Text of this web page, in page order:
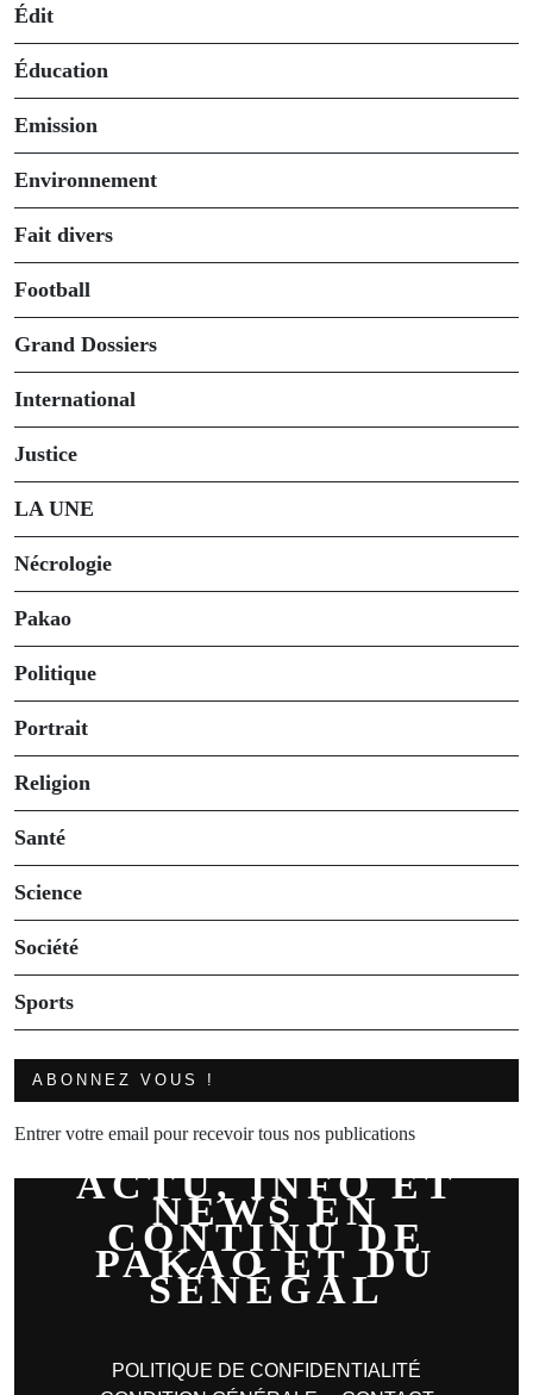
Édit
Éducation
Emission
Environnement
Fait divers
Football
Grand Dossiers
International
Justice
LA UNE
Nécrologie
Pakao
Politique
Portrait
Religion
Santé
Science
Société
Sports
ABONNEZ VOUS !
Entrer votre email pour recevoir tous nos publications
ACTU, INFO ET
NEWS EN
CONTINU DE
PAKAO ET DU
SÉNÉGAL
POLITIQUE DE CONFIDENTIALITÉ